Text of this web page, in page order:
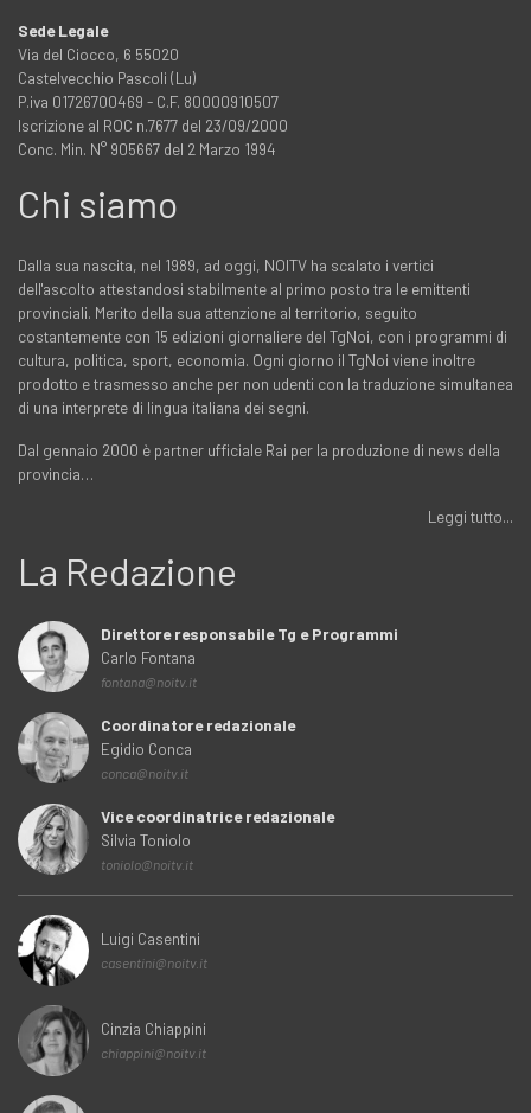
Sede Legale
Via del Ciocco, 6 55020
Castelvecchio Pascoli (Lu)
P.iva 01726700469 - C.F. 80000910507
Iscrizione al ROC n.7677 del 23/09/2000
Conc. Min. N° 905667 del 2 Marzo 1994
Chi siamo
Dalla sua nascita, nel 1989, ad oggi, NOITV ha scalato i vertici
dell'ascolto attestandosi stabilmente al primo posto tra le emittenti
provinciali. Merito della sua attenzione al territorio, seguito
costantemente con 15 edizioni giornaliere del TgNoi, con i programmi di
cultura, politica, sport, economia. Ogni giorno il TgNoi viene inoltre
prodotto e trasmesso anche per non udenti con la traduzione simultanea
di una interprete di lingua italiana dei segni.
Dal gennaio 2000 è partner ufficiale Rai per la produzione di news della
provincia…
Leggi tutto...
La Redazione
Direttore responsabile Tg e Programmi
Carlo Fontana
fontana@noitv.it
Coordinatore redazionale
Egidio Conca
conca@noitv.it
Vice coordinatrice redazionale
Silvia Toniolo
toniolo@noitv.it
Luigi Casentini
casentini@noitv.it
Cinzia Chiappini
chiappini@noitv.it